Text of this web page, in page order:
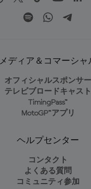
メディア＆コマーシャ
オフィシャルスポンサー
テレビブロードキャスト
TimingPass™
MotoGP™アプリ
ヘルプセンター
コンタクト
よくある質問
コミュニティ参加